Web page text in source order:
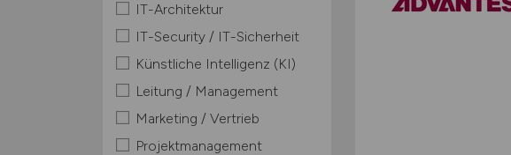
IT-Architektur
IT-Security / IT-Sicherheit
Künstliche Intelligenz (KI)
Leitung / Management
Marketing / Vertrieb
Projektmanagement